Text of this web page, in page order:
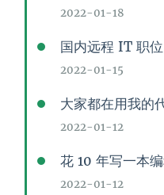
2022-01-18
国内远程 IT 职位
2022-01-15
大家都在用我的
2022-01-12
花 10 年写一本
2022-01-12